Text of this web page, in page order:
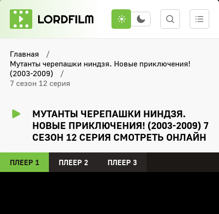
Главная
Мутанты черепашки ниндзя. Новые приключения!
(2003-2009)
7 сезон 12 серия
МУТАНТЫ ЧЕРЕПАШКИ НИНДЗЯ.
НОВЫЕ ПРИКЛЮЧЕНИЯ! (2003-2009) 7
СЕЗОН 12 СЕРИЯ СМОТРЕТЬ ОНЛАЙН
ПЛЕЕР 1 ПЛЕЕР 2 ПЛЕЕР 3